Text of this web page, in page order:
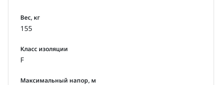
установки обратного осмоса, нефтеперегонные
установки, сепараторы;
земель, капельное орошение, дождевальные
установки.
Вес, кг
155
Класс изоляции
F
Максимальный напор, м